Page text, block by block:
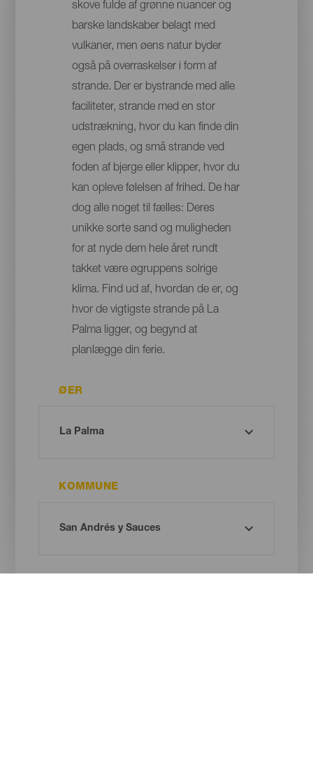
skove fulde af grønne nuancer og
barske landskaber belagt med
vulkaner, men øens natur byder
også på overraskelser i form af
strande. Der er bystrande med alle
faciliteter, strande med en stor
udstrækning, hvor du kan finde din
egen plads, og små strande ved
foden af bjerge eller klipper, hvor du
kan opleve følelsen af frihed. De har
dog alle noget til fælles: Deres
unikke sorte sand og muligheden
for at nyde dem hele året rundt
takket være øgruppens solrige
klima. Find ud af, hvordan de er, og
hvor de vigtigste strande på La
Palma ligger, og begynd at
planlægge din ferie.
ØER
KOMMUNE